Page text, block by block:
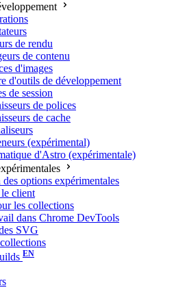
de rendu
de contenu
d'images
d'outils de développement
de session
de polices
de cache
(expérimental)
d'Astro (expérimentale)
options expérimentales
client
les collections
dans Chrome DevTools
SVG